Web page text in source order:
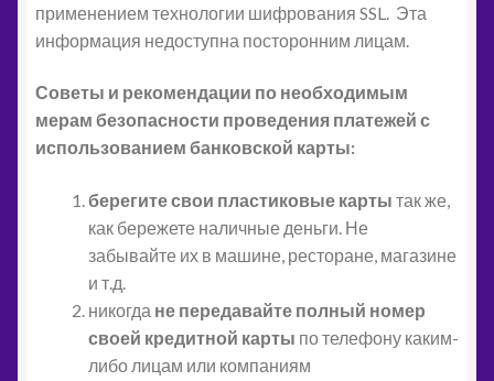
применением технологии шифрования SSL. Эта
информация недоступна посторонним лицам.
Советы и рекомендации по необходимым
мерам безопасности проведения платежей с
использованием банковской карты:
берегите свои пластиковые карты так же,
как бережете наличные деньги. Не
забывайте их в машине, ресторане, магазине
и т.д.
никогда не передавайте полный номер
своей кредитной карты по телефону каким-
либо лицам или компаниям